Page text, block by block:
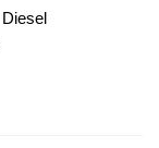
Diesel